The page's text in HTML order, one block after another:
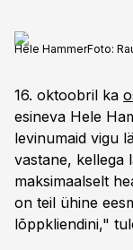
Hele HammerFoto:
16. oktoobril ka
esineva Hele
levinumaid vigu
vastane, kellega
maksimaalselt
on teil ühine
lõppkliendini,"